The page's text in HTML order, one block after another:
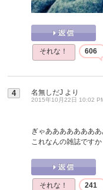
それな！ 606
4 名無しだJ より
2015年10月22日 10:02
ぎゃあああああああ
これなんの雑誌ですか
それな！ 241